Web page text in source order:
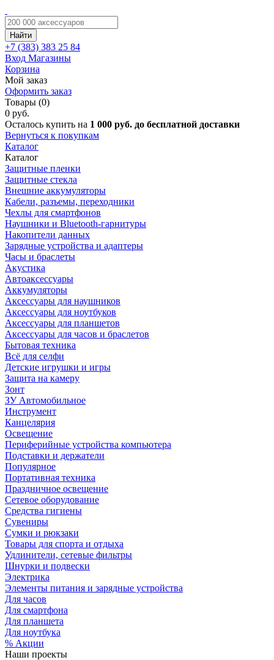
Найти
+7 (383) 383 25 84
Вход Магазины
Корзина
Мой заказ
Оформить заказ
Товары (0)
0 руб.
Осталось купить на 1 000 руб. до бесплатной доставки
Вернуться к покупкам
Каталог
Каталог
Защитные пленки
Защитные стекла
Внешние аккумуляторы
Кабели, разъемы, переходники
Чехлы для смартфонов
Наушники и Bluetooth-гарнитуры
Накопители данных
Зарядные устройства и адаптеры
Часы и браслеты
Акустика
Автоаксессуары
Аккумуляторы
Аксессуары для наушников
Аксессуары для ноутбуков
Аксессуары для планшетов
Аксессуары для часов и браслетов
Бытовая техника
Всё для селфи
Детские игрушки и игры
Защита на камеру
Зонт
ЗУ Автомобильное
Инструмент
Канцелярия
Освещение
Периферийные устройства компьютера
Подставки и держатели
Популярное
Портативная техника
Праздничное освещение
Сетевое оборудование
Средства гигиены
Сувениры
Сумки и рюкзаки
Товары для спорта и отдыха
Удлинители, сетевые фильтры
Шнурки и подвески
Электрика
Элементы питания и зарядные устройства
Для часов
Для смартфона
Для планшета
Для ноутбука
% Акции
Наши проекты